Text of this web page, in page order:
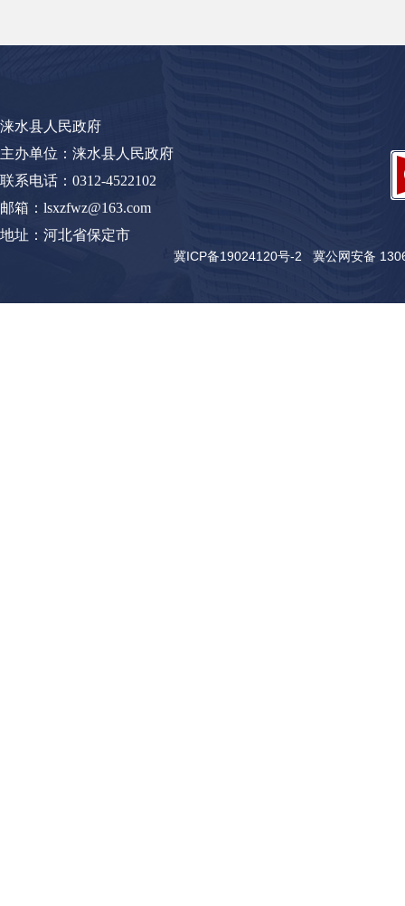
涞水县人民政府
主办单位：涞水县人民政府
联系电话：0312-4522102
邮箱：lsxzfwz@163.com
地址：河北省保定市
冀ICP备19024120号-2 冀公网安备